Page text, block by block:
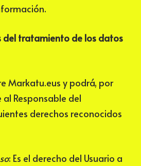
del tratamiento de los datos
Markatu.eus y podrá, por
Responsable del
derechos reconocidos
: Es el derecho del Usuario a